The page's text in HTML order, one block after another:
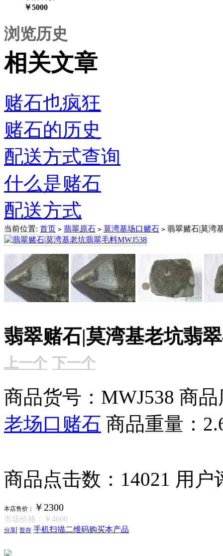
￥5000
浏览历史
相关文章
赌石也疯狂
赌石的历史
配送方式查询
什么是赌石
配送方式
当前位置: 首页 > 翡翠原石 > 莫湾基场口赌石 > 翡翠赌石|莫湾
翡翠赌石|莫湾基老坑翡
上一个 下一个
商品货号：MWJ538 商
老场口赌石 商品重量：
商品点击数：14021 用户
本店售价： ￥2300
市场价格： ￥4600
分享| 暂存 手机扫描二维码购买本产品